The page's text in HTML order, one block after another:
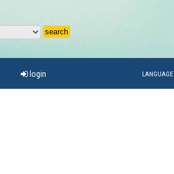
LANGUAGE
login